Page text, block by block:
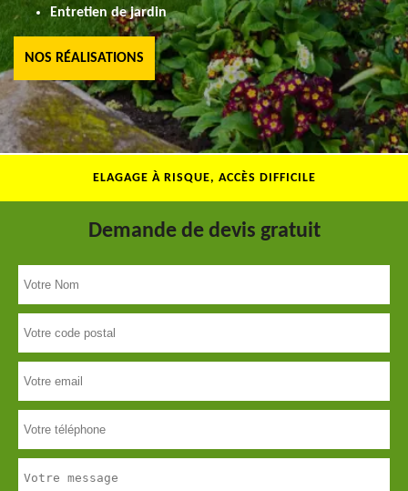
Entretien de jardin
NOS RÉALISATIONS
ELAGAGE À RISQUE, ACCÈS DIFFICILE
Demande de devis gratuit